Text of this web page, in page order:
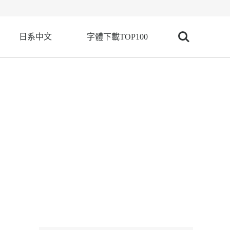
日系中文 字體下載TOP100